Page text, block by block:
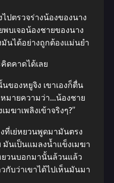
ปตรวจร่างน้องของนาง
บเจอน้องชายของนาง
นได้อย่างถูกต้องแม่นยำ
ดคาดได้เลย
ของหยูจิง เขาเองก็ตื่น
หมายความว่า…น้องชาย
ฆาเพลิงเข้าจริงๆ?”
ที่เย่หยวนพูดมามันตรง
มันเป็นแมลงน้ำแข็งเมฆา
ยวนบอกมานั้นล้วนแล้ว
กับว่าเขาได้ไปเห็นมันมา